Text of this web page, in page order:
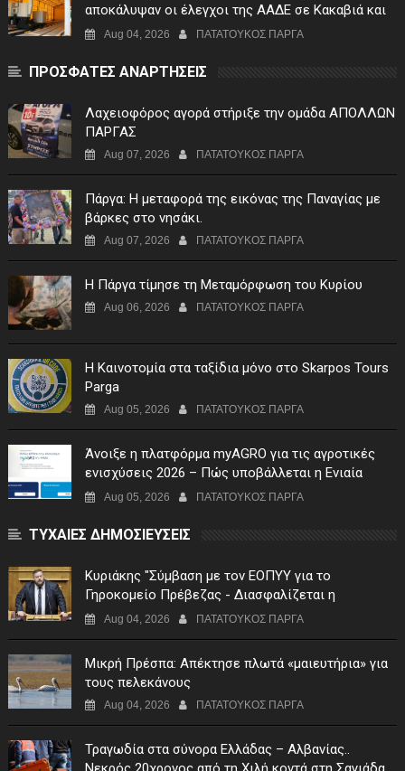
αποκάλυψαν οι έλεγχοι της ΑΑΔΕ σε Κακαβιά και
Μαυρομάτι
Aug 04, 2026 ΠΑΤΑΤΟΥΚΟΣ ΠΑΡΓΑ
ΠΡΟΣΦΑΤΕΣ ΑΝΑΡΤΗΣΕΙΣ
Λαχειοφόρος αγορά στήριξε την ομάδα ΑΠΟΛΛΩΝ
ΠΑΡΓΑΣ
Aug 07, 2026 ΠΑΤΑΤΟΥΚΟΣ ΠΑΡΓΑ
Πάργα: Η μεταφορά της εικόνας της Παναγίας με
βάρκες στο νησάκι.
Aug 07, 2026 ΠΑΤΑΤΟΥΚΟΣ ΠΑΡΓΑ
Η Πάργα τίμησε τη Μεταμόρφωση του Κυρίου
Aug 06, 2026 ΠΑΤΑΤΟΥΚΟΣ ΠΑΡΓΑ
Η Καινοτομία στα ταξίδια μόνο στο Skarpos Tours
Parga
Aug 05, 2026 ΠΑΤΑΤΟΥΚΟΣ ΠΑΡΓΑ
Άνοιξε η πλατφόρμα myAGRO για τις αγροτικές
ενισχύσεις 2026 – Πώς υποβάλλεται η Ενιαία
Αίτηση Ενίσχυσης
Aug 05, 2026 ΠΑΤΑΤΟΥΚΟΣ ΠΑΡΓΑ
ΤΥΧΑΙΕΣ ΔΗΜΟΣΙΕΥΣΕΙΣ
Κυριάκης "Σύμβαση με τον ΕΟΠΥΥ για το
Γηροκομείο Πρέβεζας - Διασφαλίζεται η
χρηματοδότηση της λειτουργίας του"
Aug 04, 2026 ΠΑΤΑΤΟΥΚΟΣ ΠΑΡΓΑ
Μικρή Πρέσπα: Απέκτησε πλωτά «μαιευτήρια» για
τους πελεκάνους
Aug 04, 2026 ΠΑΤΑΤΟΥΚΟΣ ΠΑΡΓΑ
Τραγωδία στα σύνορα Ελλάδας – Αλβανίας..